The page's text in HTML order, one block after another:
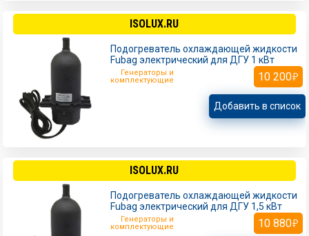
ISOLUX.RU
Подогреватель охлаждающей жидкости
Fubag электрический для ДГУ 1 кВт
Генераторы и
комплектующие
10 200
Добавить в список
ISOLUX.RU
Подогреватель охлаждающей жидкости
Fubag электрический для ДГУ 1,5 кВт
Генераторы и
комплектующие
10 880